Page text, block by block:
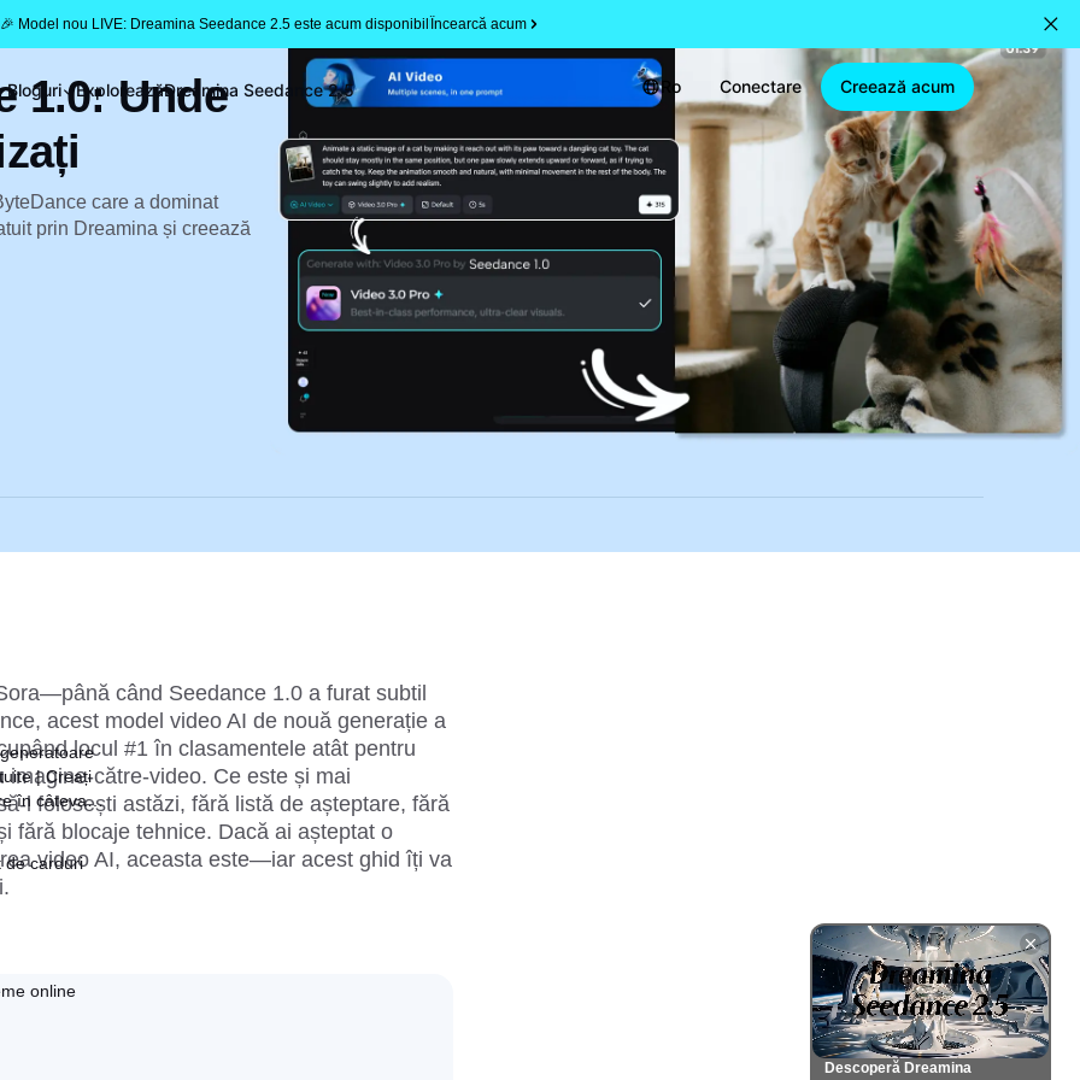
🎉 Model nou LIVE: Dreamina Seedance 2.5 este acum disponibilÎncearcă acum
Bloguri ExploreazăDreamina Seedance 2.5 Ro Conectare Creează acum
1.0: Unde
care a dominat
prin Dreamina și creează
când Seedance 1.0 a furat subtil
acest model video AI de nouă generație a
locul #1 în clasamentele atât pentru
imagine-către-video. Ce este și mai
l folosești astăzi, fără listă de așteptare, fără
fără blocaje tehnice. Dacă ai așteptat o
video AI, aceasta este—iar acest ghid îți va
| Creați
în câteva
de carduri
online
Descoperă Dreamina